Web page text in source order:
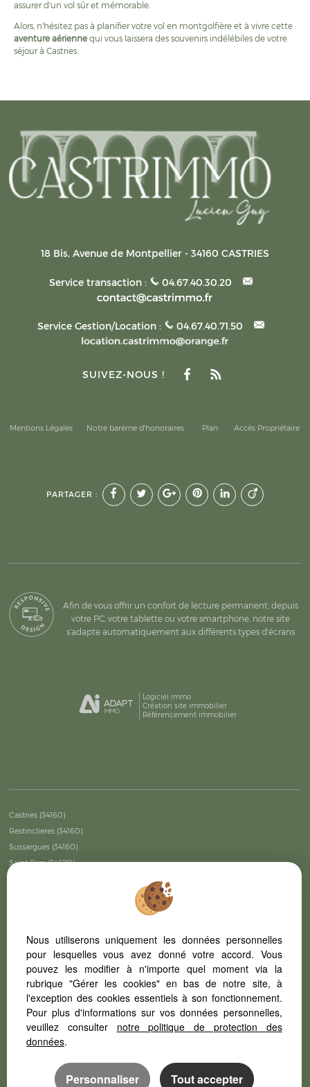
assurer d'un vol sûr et mémorable.
Alors, n'hésitez pas à planifier votre vol en montgolfière et à vivre cette
aventure aériennequi vous laissera des souvenirs indélébiles de votre
séjour à Castries.
18 Bis, Avenue de Montpellier- 34160 CASTRIES
Service transaction : 04.67.40.30.20
Service Gestion/Location : 04.67.40.71.50
SUIVEZ-NOUS !
Mentions Légales Notre barème d'honoraires Plan Accès Propriétaire
PARTAGER :
Afin de vous offrir un confort de lecture permanent, depuis
votre PC, votre tablette ou votre smartphone, notre site
s’adapte automatiquement aux différents types d'écrans
Logiciel immo
Création site immobilier
Référencement immobilier
Castries (34160)
Restinclieres (34160)
Sussargues (34160)
Saint Bres (34670)
Vendargues (34740)
Lattes (34970)
Baillargues (34670)
Montpellier (34000)
Saussines (34160)
Galargues (34160)
Mauguio (34130)
Montpellier (34070)
Nous utiliserons uniquement les données personnelles
pour lesquelles vous avez donné votre accord. Vous
pouvez les modifier à n'importe quel moment via la
rubrique "Gérer les cookies" en bas de notre site, à
l'exception des cookies essentiels à son fonctionnement.
Pour plus d'informations sur vos données personnelles,
veuillez consulter notre politique de protection des
données.
Personnaliser Tout accepter